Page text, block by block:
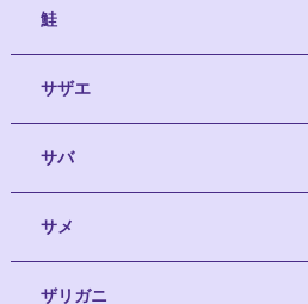
鮭
サザエ
サバ
サメ
ザリガニ